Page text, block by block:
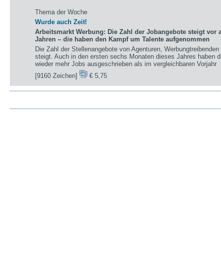
Thema der Woche
Wurde auch Zeit!
Arbeitsmarkt Werbung: Die Zahl der Jobangebote steigt vor
Jahren – die haben den Kampf um Talente aufgenommen
Die Zahl der Stellenangebote von Agenturen,
steigt. Auch in den ersten sechs Monaten dieses Jahres haben
wieder mehr Jobs ausgeschrieben als im vergleichbaren Vorjahr
[9160 Zeichen]
€ 5,75